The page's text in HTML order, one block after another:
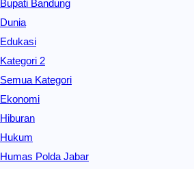
Bupati Bandung
Dunia
Edukasi
Kategori 2
Semua Kategori
Ekonomi
Hiburan
Hukum
Humas Polda Jabar